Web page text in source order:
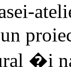
�i